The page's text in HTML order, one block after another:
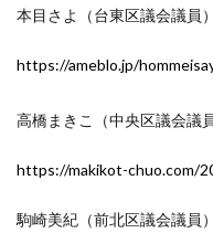
本目さよ（台東区議会議員）
https://ameblo.jp/
高橋まきこ（中央区議会議員
https://makikot-chuo.com/
駒崎美紀（前北区議会議員）